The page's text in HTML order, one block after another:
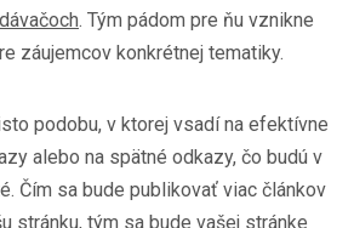
. Tým pádom pre ňu vznikne
záujemcov konkrétnej tematiky.
podobu, v ktorej vsadí na efektívne
alebo na spätné odkazy, čo budú v
Čím sa bude publikovať viac článkov
stránku, tým sa bude vašej stránke